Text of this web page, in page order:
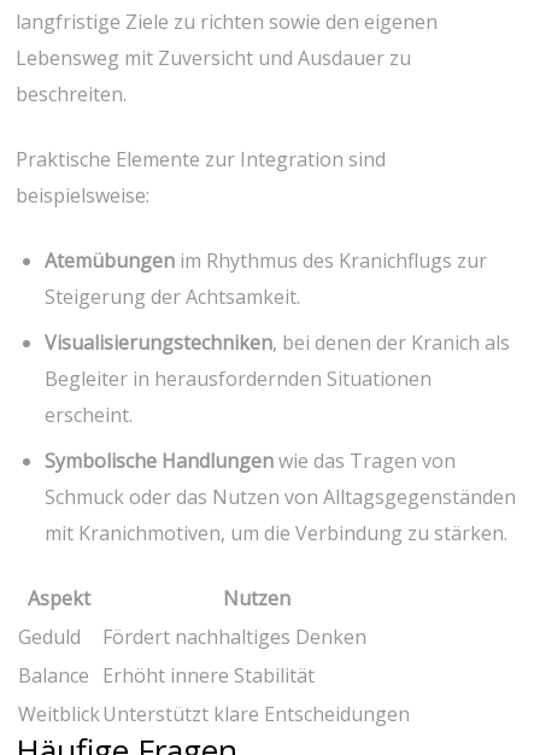
langfristige Ziele zu richten‌ sowie den ⁢eigenen
Lebensweg mit Zuversicht und Ausdauer zu
beschreiten.
Praktische Elemente​ zur Integration⁣ sind
beispielsweise:
Atemübungen im Rhythmus des Kranichflugs⁣ zur
‌Steigerung‍ der Achtsamkeit.
Visualisierungstechniken, bei denen der⁤ Kranich als
Begleiter‍ in herausfordernden Situationen ​
erscheint.
Symbolische Handlungenwie⁤ das Tragen ​von
‍Schmuck oder das Nutzen von ⁤Alltagsgegenständen
mit Kranichmotiven, um die Verbindung ⁤zu stärken.
Aspekt
Nutzen
Geduld
Fördert ‍nachhaltiges Denken
Balance Erhöht⁣ innere Stabilität
WeitblickUnterstützt⁢ klare ‌Entscheidungen